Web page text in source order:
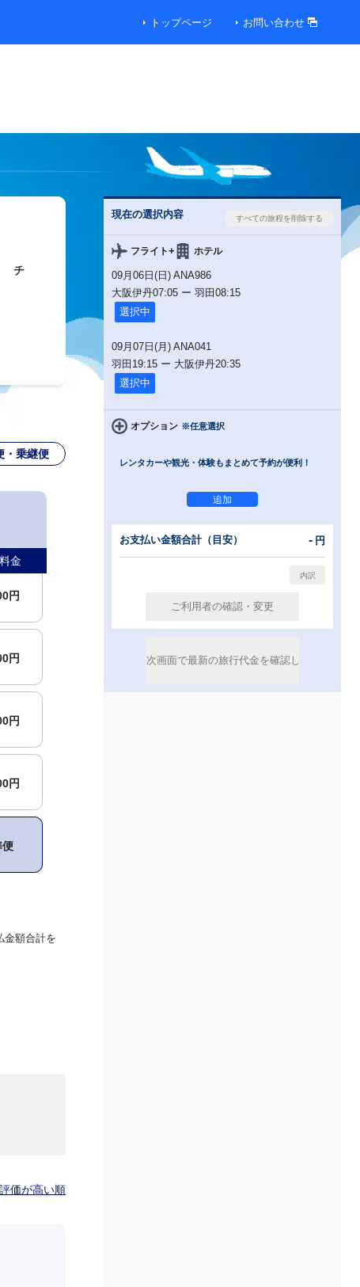
トップページ お問い合わせ
チ
・乗継便
金
円
円
円
円
便
金額合計を
評価が高い順
現在の選択内容
フライト+ ホテル
09月06日(日) ANA986
大阪伊丹07:05 ー 羽田 08:15
選択中
09月07日(月) ANA041
羽田 19:15 ー 大阪伊丹20:35
選択中
オプション ※任意選択
レンタカーや観光・体験もまとめて予約が便利！
お支払い金額合計（目安） - 円